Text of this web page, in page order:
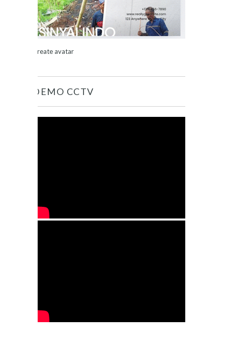
Create avatar
DEMO CCTV